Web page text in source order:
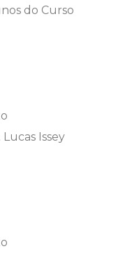
do Curso
Issey